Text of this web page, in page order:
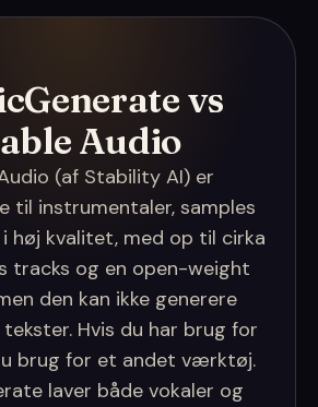
vs
Audio
(af Stability AI) er
til instrumentaler, samples
høj kvalitet, med op til cirka
tracks og en open-weight
den kan ikke generere
Hvis du har brug for
brug for et andet værktøj.
laver både vokaler og